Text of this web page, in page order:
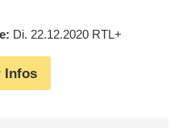
Di. 22.12.2020 RTL+
Infos